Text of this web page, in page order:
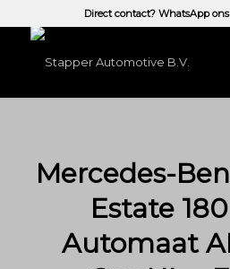
Direct contact? WhatsApp
Mercedes-
Estate
Automaat